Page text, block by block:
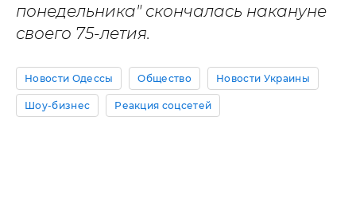
понедельника" скончалась накануне
своего 75-летия.
Новости Одессы Общество Новости Украины
Шоу-бизнес Реакция соцсетей